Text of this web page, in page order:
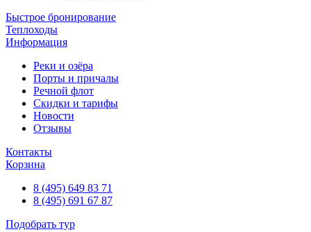
Быстрое бронирование
Теплоходы
Информация
Реки и озёра
Порты и причалы
Речной флот
Скидки и тарифы
Новости
Отзывы
Контакты
Корзина
8 (495) 649 83 71
8 (495) 691 67 87
Подобрать тур